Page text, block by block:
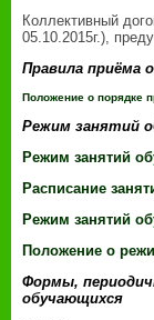
Коллективный
05.10.2015г.),
Правила приёма
Положение о порядке
Режим занятий
Режим занятий
Расписание
Режим занятий
Положение о
Формы,
обучающихся